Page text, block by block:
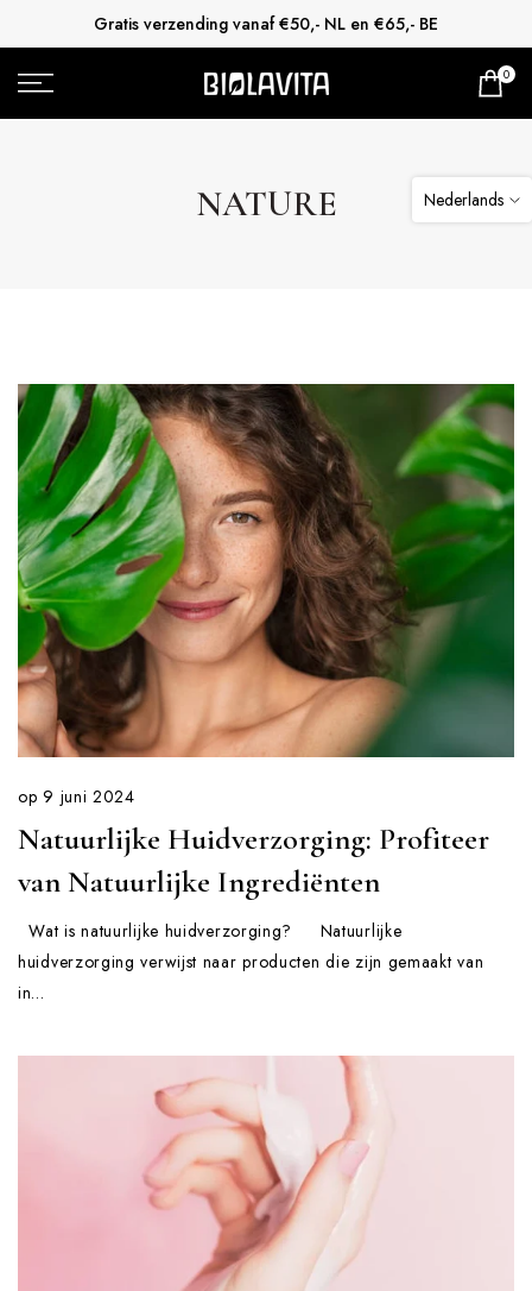
artikel
Gratis verzending vanaf €50,- NL en €65,- BE
0
NATURE
op 9 juni 2024
Natuurlijke Huidverzorging: Profiteer
van Natuurlijke Ingrediënten
Wat is natuurlijke huidverzorging? Natuurlijke
huidverzorging verwijst naar producten die zijn gemaakt van
in...
Nederlands